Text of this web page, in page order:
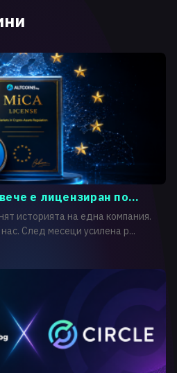
е лицензиран по...
историята на една компания.
След месеци усилена р...